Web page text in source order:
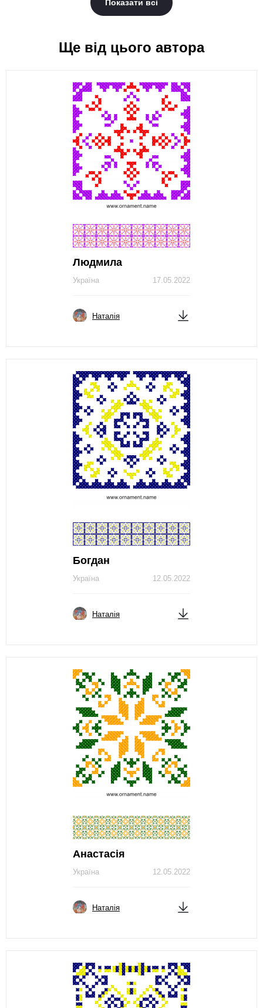
Показати всі
Ще від цього автора
Людмила
17.05.2022
Україна
Наталія
Богдан
12.05.2022
Україна
Наталія
Анастасія
12.05.2022
Україна
Наталія